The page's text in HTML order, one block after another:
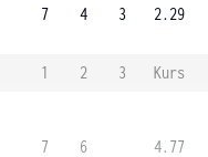
7
4
3
2.29
1 2 3
Kurs
7
6
4.77